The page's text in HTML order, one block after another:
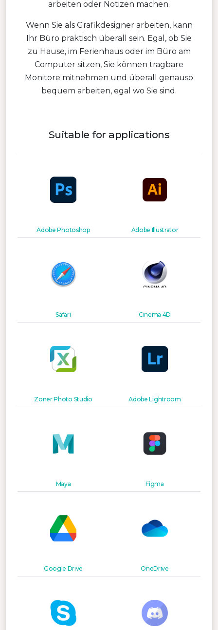
arbeiten oder Notizen machen.
Wenn Sie als Grafikdesigner arbeiten, kann
Ihr Büro praktisch überall sein. Egal, ob Sie
zu Hause, im Ferienhaus oder im Büro am
Computer sitzen, Sie können tragbare
Monitore mitnehmen und überall genauso
bequem arbeiten, egal wo Sie sind.
Suitable for applications
Adobe Photoshop Adobe Illustrator
Safari Cinema 4D
Zoner Photo Studio Adobe Lightroom
Maya Figma
Google Drive OneDrive